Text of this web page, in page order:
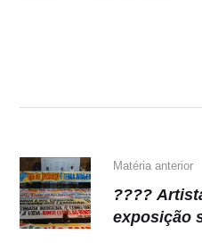
p
o
k
m
Matéria anterior
????
exposição